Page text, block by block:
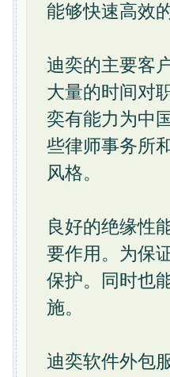
能够快速高效
迪奕的主要客
大量的时间对
奕有能力为中
些律师事务所
风格。
良好的绝缘性
要作用。为保
保护。同时也
施。
迪奕软件外包